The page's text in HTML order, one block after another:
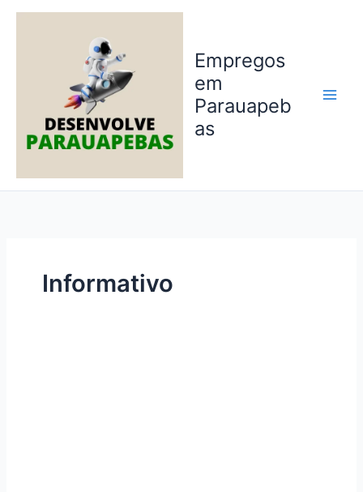
Empregos
em
Parauapeb
as
Informativo